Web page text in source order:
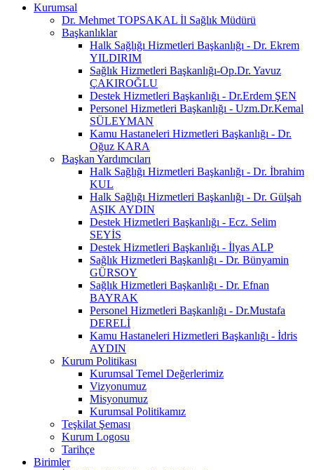
Kurumsal
Dr. Mehmet TOPSAKAL İl Sağlık Müdürü
Başkanlıklar
Halk Sağlığı Hizmetleri Başkanlığı - Dr. Ekrem
YILDIRIM
Sağlık Hizmetleri Başkanlığı-Op.Dr. Yavuz
ÇAKIROĞLU
Destek Hizmetleri Başkanlığı - Dr.Erdem ŞEN
Personel Hizmetleri Başkanlığı - Uzm.Dr.Kemal
SÜLEYMAN
Kamu Hastaneleri Hizmetleri Başkanlığı - Dr.
Oğuz KARA
Başkan Yardımcıları
Halk Sağlığı Hizmetleri Başkanlığı - Dr. İbrahim
KUL
Halk Sağlığı Hizmetleri Başkanlığı - Dr. Gülşah
AŞIK AYDIN
Destek Hizmetleri Başkanlığı - Ecz. Selim
SEYİS
Destek Hizmetleri Başkanlığı - İlyas ALP
Sağlık Hizmetleri Başkanlığı - Dr. Bünyamin
GÜRSOY
Sağlık Hizmetleri Başkanlığı - Dr. Efnan
BAYRAK
Personel Hizmetleri Başkanlığı - Dr.Mustafa
DERELİ
Kamu Hastaneleri Hizmetleri Başkanlığı - İdris
AYDIN
Kurum Politikası
Kurumsal Temel Değerlerimiz
Vizyonumuz
Misyonumuz
Kurumsal Politikamız
Teşkilat Şeması
Kurum Logosu
Tarihçe
Birimler